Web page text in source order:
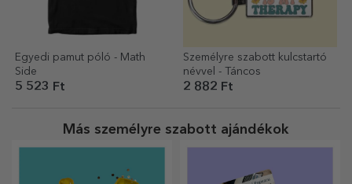
Egyedi pamut póló - Math
Side
5 523 Ft
Személyre szabott kulcstartó
névvel - Táncos
2 882 Ft
Más személyre szabott ajándékok